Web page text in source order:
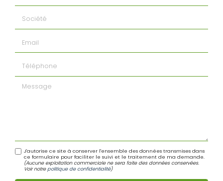
Message
J'autorise ce site à conserver l'ensemble des données transmises dans
ce formulaire pour faciliter le suivi et le traitement de ma demande.
(Aucune exploitation commerciale ne sera faite des données conservées.
Voir notre politique de confidentialité)